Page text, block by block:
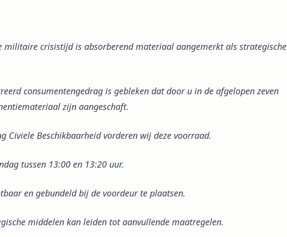
militaire crisistijd is absorberend materiaal aangemerkt als strategische
consumentengedrag is gebleken dat door u in de afgelopen zeven
zijn aangeschaft.
Civiele Beschikbaarheid vorderen wij deze voorraad.
tussen 13:00 en 13:20 uur.
en gebundeld bij de voordeur te plaatsen.
middelen kan leiden tot aanvullende maatregelen.